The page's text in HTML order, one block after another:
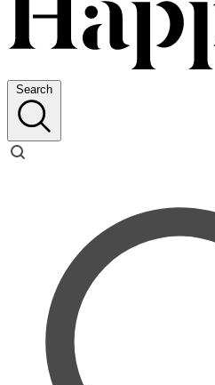
Search